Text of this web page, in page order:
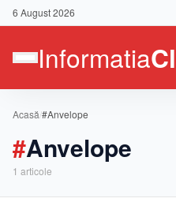
6 August 2026
Acasă/#Anvelope
#Anvelope
1 articole